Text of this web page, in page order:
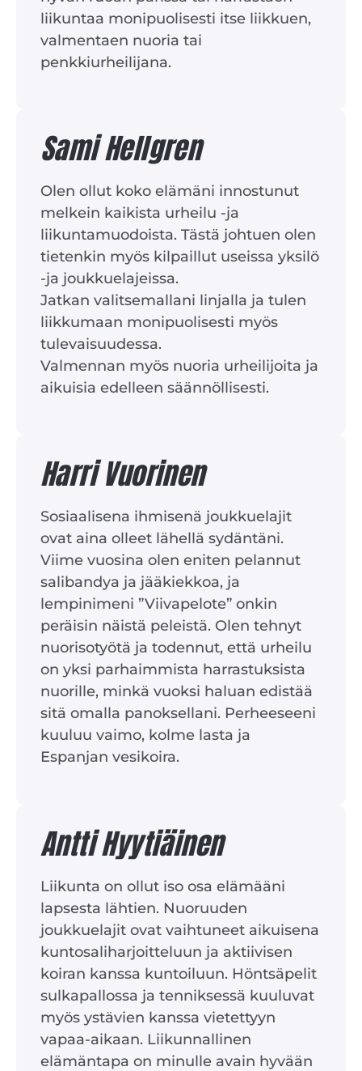
liikuntaa monipuolisesti itse liikkuen,
valmentaen nuoria tai
penkkiurheilijana.
Sami Hellgren
Olen ollut koko elämäni innostunut
melkein kaikista urheilu -ja
liikuntamuodoista. Tästä johtuen olen
tietenkin myös kilpaillut useissa yksilö
-ja joukkuelajeissa.
Jatkan valitsemallani linjalla ja tulen
liikkumaan monipuolisesti myös
tulevaisuudessa.
Valmennan myös nuoria urheilijoita ja
aikuisia edelleen säännöllisesti.
Harri Vuorinen
Sosiaalisena ihmisenä joukkuelajit
ovat aina olleet lähellä sydäntäni.
Viime vuosina olen eniten pelannut
salibandya ja jääkiekkoa, ja
lempinimeni ”Viivapelote” onkin
peräisin näistä peleistä. Olen tehnyt
nuorisotyötä ja todennut, että urheilu
on yksi parhaimmista harrastuksista
nuorille, minkä vuoksi haluan edistää
sitä omalla panoksellani. Perheeseeni
kuuluu vaimo, kolme lasta ja
Espanjan vesikoira.
Antti Hyytiäinen
Liikunta on ollut iso osa elämääni
lapsesta lähtien. Nuoruuden
joukkuelajit ovat vaihtuneet aikuisena
kuntosaliharjoitteluun ja aktiivisen
koiran kanssa kuntoiluun. Höntsäpelit
sulkapallossa ja tenniksessä kuuluvat
myös ystävien kanssa vietettyyn
vapaa-aikaan. Liikunnallinen
elämäntapa on minulle avain hyvään